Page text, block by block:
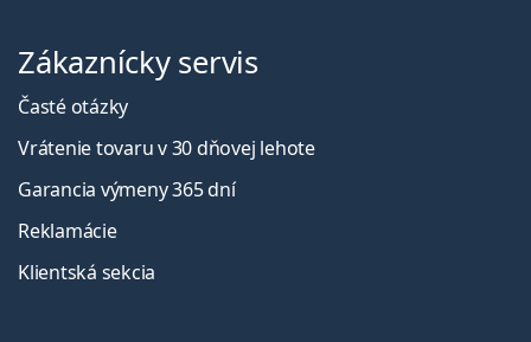
Zákaznícky servis
Časté otázky
Vrátenie tovaru v 30 dňovej lehote
Garancia výmeny 365 dní
Reklamácie
Klientská sekcia